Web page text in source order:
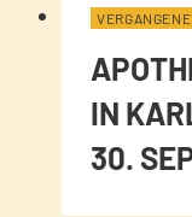
IN
30.